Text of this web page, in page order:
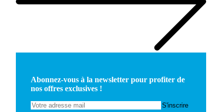
Abonnez-vous à la newsletter pour profiter de
nos offres exclusives !